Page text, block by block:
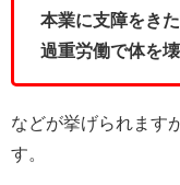
本業に支障をき
過重労働で体を
などが挙げられます
す。